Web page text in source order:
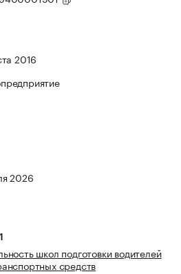
2016
2026
школ подготовки водителей
средств